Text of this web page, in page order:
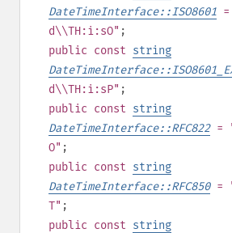
DateTimeInterface::ISO8601
d\\TH:i:sO" ;
public const string
d\\TH:i:sP" ;
public const string
DateTimeInterface::RFC822=
O" ;
public const string
DateTimeInterface::RFC850=
T" ;
public const string